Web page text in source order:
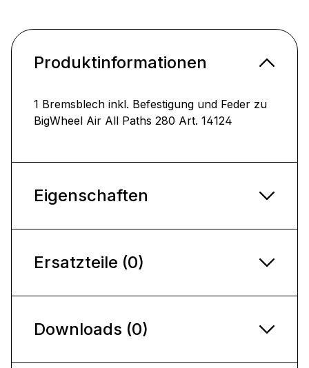
Produktinformationen
1 Bremsblech inkl. Befestigung und Feder zu
BigWheel Air All Paths 280 Art. 14124
Eigenschaften
Ersatzteile (0)
Downloads (0)